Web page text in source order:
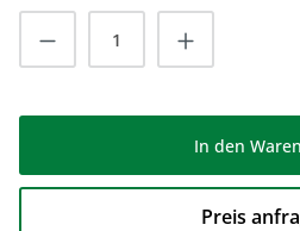
Produkt Anzahl: Gib
In den
Preis